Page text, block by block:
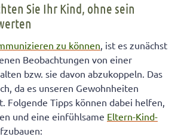
du?“ Jugendliche besser verstehen
Kommunikation
Sie Ihr Kind, ohne sein
zu können, ist es zunächst
Beobachtungen von einer
bzw. sie davon abzukoppeln. Das
da es unseren Gewohnheiten
Folgende Tipps können dabei helfen,
und eine einfühlsame Eltern-Kind-